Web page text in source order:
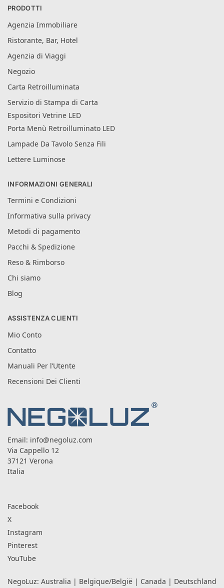
PRODOTTI
Agenzia Immobiliare
Ristorante, Bar, Hotel
Agenzia di Viaggi
Negozio
Carta Retroilluminata
Servizio di Stampa di Carta
Espositori Vetrine LED
Porta Menù Retroilluminato LED
Lampade Da Tavolo Senza Fili
Lettere Luminose
INFORMAZIONI GENERALI
Termini e Condizioni
Informativa sulla privacy
Metodi di pagamento
Pacchi & Spedizione
Reso & Rimborso
Chi siamo
Blog
ASSISTENZA CLIENTI
Mio Conto
Contatto
Manuali Per l’Utente
Recensioni Dei Clienti
Email: info@negoluz.com
Via Cappello 12
37121 Verona
Italia
Facebook
X
Instagram
Pinterest
YouTube
NegoLuz: Australia | Belgique/België | Canada | Deutschland